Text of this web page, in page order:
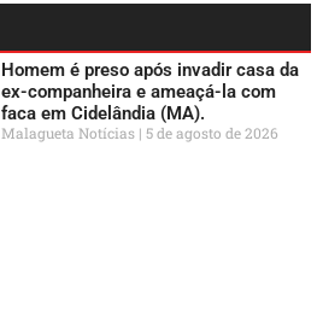
Homem é preso após invadir casa da
ex-companheira e ameaçá-la com
faca em Cidelândia (MA).
Malagueta Notícias 5 de agosto de 2026